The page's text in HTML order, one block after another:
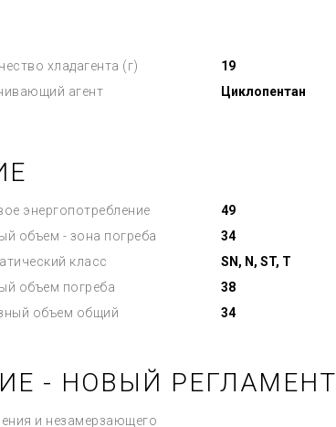
хладагента (г)
19
агент
Циклопентан
энергопотребление
49
объем - зона погреба
34
класс
SN, N, ST, T
объем погреба
38
объем общий
34
- НОВЫЙ РЕГЛАМЕНТ
и незамерзающего